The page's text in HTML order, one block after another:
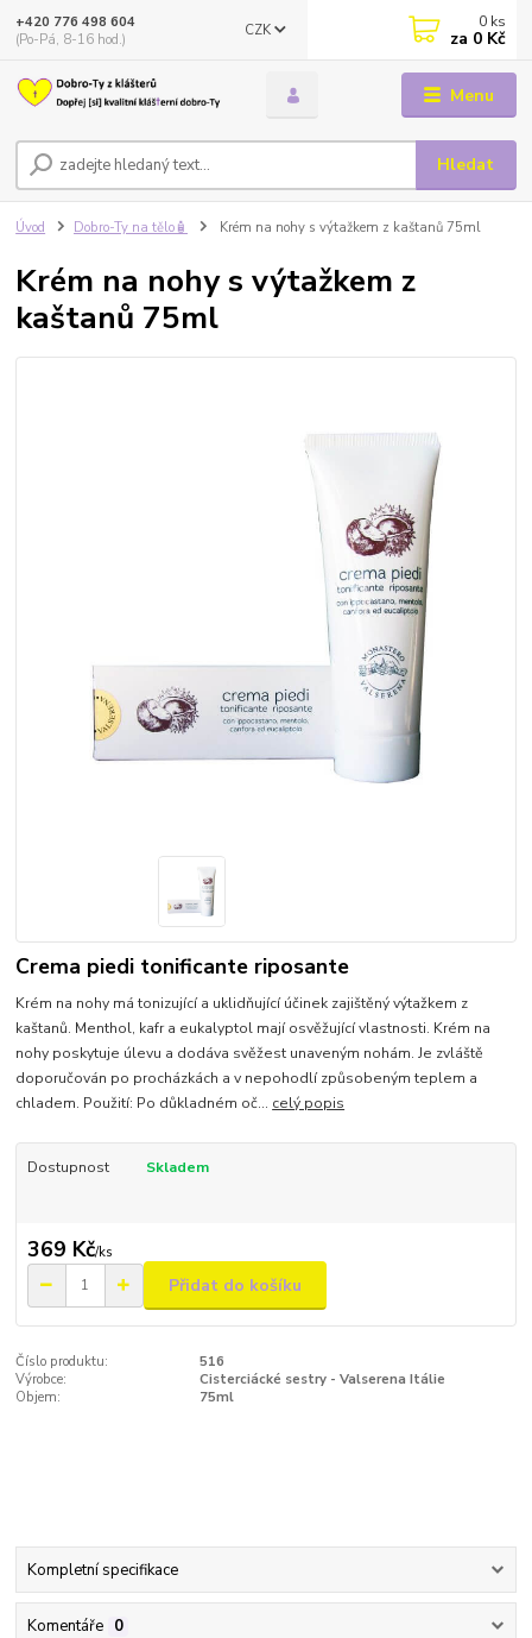
Menu
CZK
Hledat
+420 776 498 604
(Po-Pá, 8-16 hod.)
0 ks
za 0 Kč
Úvod Dobro-Ty na tělo🧴 Krém na nohy s výtažkem z kaštanů 75ml
Krém na nohy s výtažkem z
kaštanů 75ml
Crema piedi tonificante riposante
Krém na nohy má tonizující a uklidňující účinek zajištěný výtažkem z
kaštanů. Menthol, kafr a eukalyptol mají osvěžující vlastnosti. Krém na
nohy poskytuje úlevu a dodáva svěžest unaveným nohám. Je zvláště
doporučován po procházkách a v nepohodlí způsobeným teplem a
chladem. Použití: Po důkladném oč... celý popis
Dostupnost Skladem
369 Kč/ks
Přidat do košíku
Číslo produktu:
516
Výrobce:
Cisterciácké sestry - Valserena Itálie
Objem:
75ml
Kompletní specifikace
Komentáře 0